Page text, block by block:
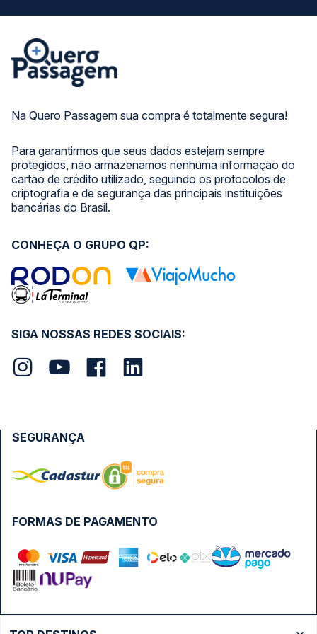
Na Quero Passagem sua compra é totalmente segura!
Para garantirmos que seus dados estejam sempre
protegidos, não armazenamos nenhuma informação do
cartão de crédito utilizado, seguindo os protocolos de
criptografia e de segurança das principais instituições
bancárias do Brasil.
SIGA NOSSAS REDES SOCIAIS:
CONHEÇA O GRUPO QP:
FORMAS DE PAGAMENTO
SEGURANÇA